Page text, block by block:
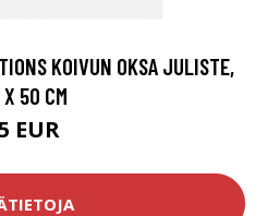
KOIVUN OKSA JULISTE,
50 CM
EUR